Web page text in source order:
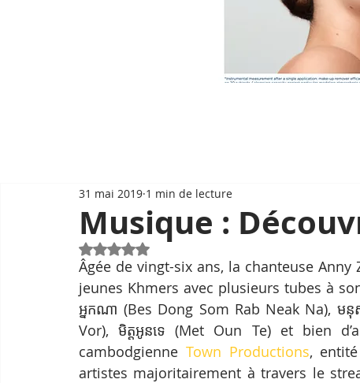
Musique :
31 mai 2019 1 min de lecture
Noté NaN étoiles sur 5.
Âgée de vingt-six ans, la chanteuse
jeunes Khmers avec plusieurs tubes à
អ្នកណា (Bes Dong Som Rab Neak Na​), មនុ
Vor), មិត្តអូនទេ (Met Oun Te) et bien
cambodgienne Town Productions,
artistes majoritairement à travers le